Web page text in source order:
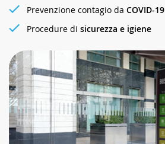
Prevenzione contagio da COVID-19
Procedure di sicurezza e igiene